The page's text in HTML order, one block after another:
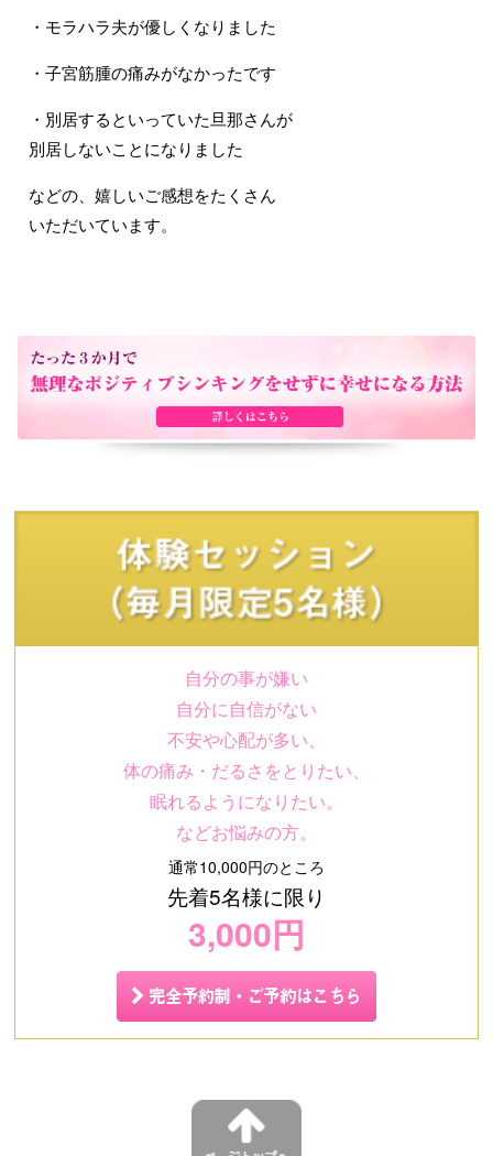
自分の事が嫌い
自分に自信がない
不安や心配が多い、
体の痛み・だるさをとりたい、
眠れるようになりたい。
などお悩みの方。
通常10,000円のところ
先着5名様に限り
3,000円
・モラハラ夫が優しくなりました
・子宮筋腫の痛みがなかったです
・別居するといっていた旦那さんが
別居しないことになりました
などの、嬉しいご感想をたくさん
いただいています。